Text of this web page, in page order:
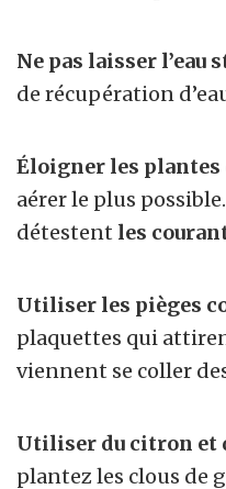
Ne pas laisser l’eau
de récupération
Éloigner les plantes
aérer le plus
détestent les
Utiliser les pièges
plaquettes qui
viennent se coller
Utiliser du citron et
plantez les clous de